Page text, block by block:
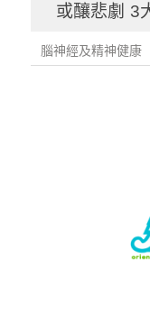
或釀悲劇 3
腦神經及精神健康